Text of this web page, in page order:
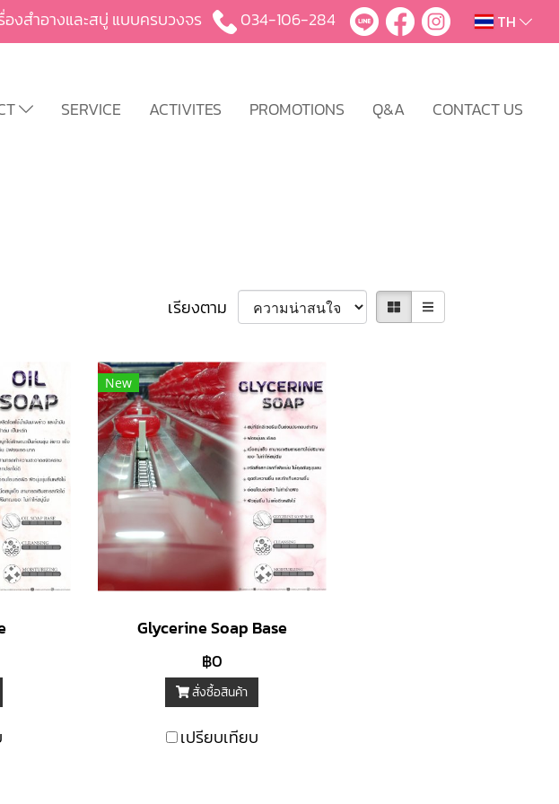
งสำอางและสบู่ แบบครบวงจร 034-106-284 TH
SERVICE ACTIVITES PROMOTIONS Q&A CONTACT US
เรียงตาม
New
Glycerine Soap Base
฿0
สั่งซื้อสินค้า
เปรียบเทียบ